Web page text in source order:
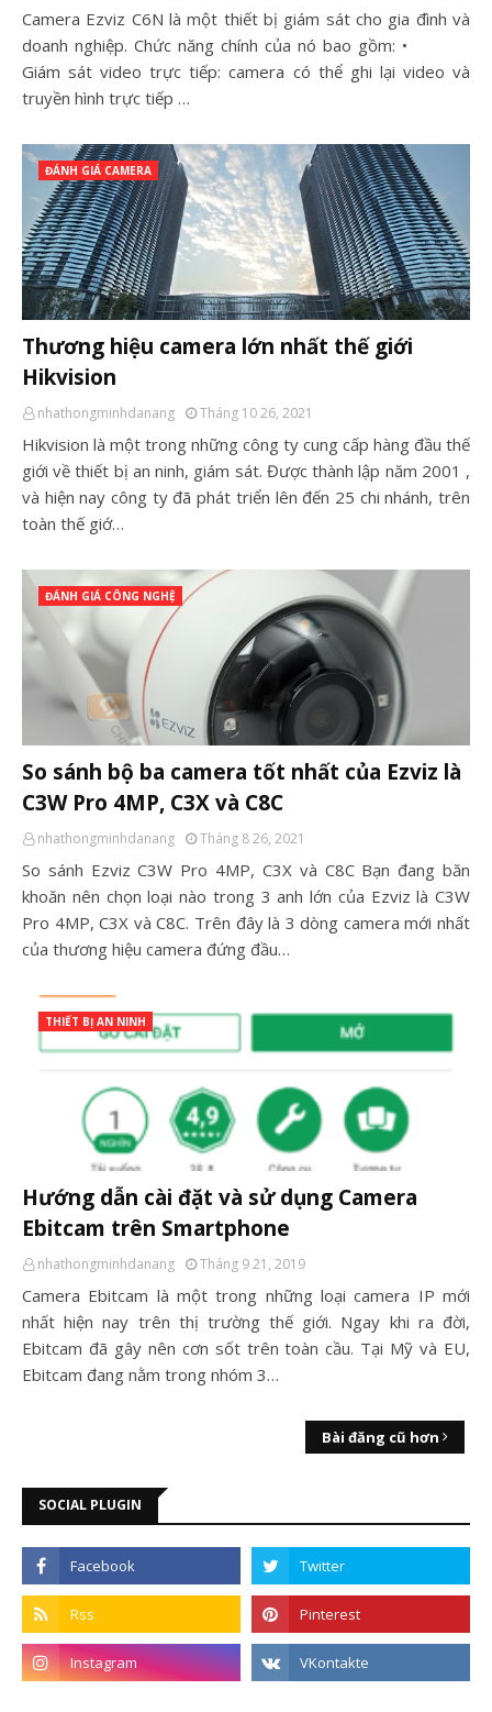
Camera Ezviz C6N là một thiết bị giám sát cho gia đình và
doanh nghiệp. Chức năng chính của nó bao gồm: •
Giám sát video trực tiếp: camera có thể ghi lại video và
truyền hình trực tiếp …
ĐÁNH GIÁ CAMERA
Thương hiệu camera lớn nhất thế giới
Hikvision
nhathongminhdanang Tháng 10 26, 2021
Hikvision là một trong những công ty cung cấp hàng đầu thế
giới về thiết bị an ninh, giám sát. Được thành lập năm 2001 ,
và hiện nay công ty đã phát triển lên đến 25 chi nhánh, trên
toàn thế giớ…
ĐÁNH GIÁ CÔNG NGHỆ
So sánh bộ ba camera tốt nhất của Ezviz là
C3W Pro 4MP, C3X và C8C
nhathongminhdanang Tháng 8 26, 2021
So sánh Ezviz C3W Pro 4MP, C3X và C8C Bạn đang băn
khoăn nên chọn loại nào trong 3 anh lớn của Ezviz là C3W
Pro 4MP, C3X và C8C. Trên đây là 3 dòng camera mới nhất
của thương hiệu camera đứng đầu…
THIẾT BỊ AN NINH
Hướng dẫn cài đặt và sử dụng Camera
Ebitcam trên Smartphone
nhathongminhdanang Tháng 9 21, 2019
Camera Ebitcam là một trong những loại camera IP mới
nhất hiện nay trên thị trường thế giới. Ngay khi ra đời,
Ebitcam đã gây nên cơn sốt trên toàn cầu. Tại Mỹ và EU,
Ebitcam đang nằm trong nhóm 3…
Bài đăng cũ hơn
SOCIAL PLUGIN